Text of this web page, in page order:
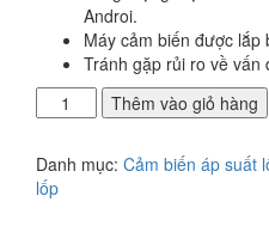
Androi.
Máy cảm biến được lắp
Tránh gặp rủi ro về vấn
Cảm
Áp
Suất
Thêm vào giỏ hàng
Danh mục: Cảm biến áp suất
lốp